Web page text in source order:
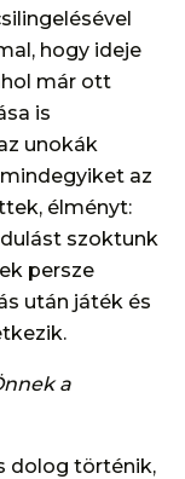
hogy ideje
már ott
is
unokák
az
élményt:
szoktunk
persze
után játék és
a
dolog történik,